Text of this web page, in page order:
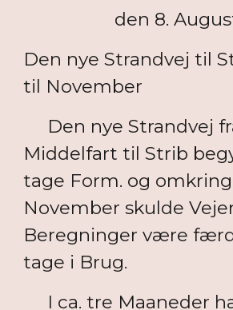
den 8. August
Den nye Strandvej til
til November
Den nye Strandvej
Middelfart til Strib
tage Form. og omkring
November skulde
Beregninger være
tage i Brug.
I ca. tre Maaneder